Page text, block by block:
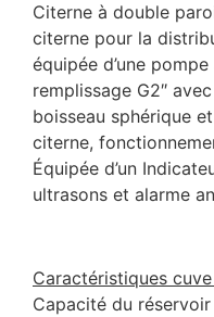
Citerne à double
citerne pour la
équipée d’une
remplissage G2″
boisseau sphérique
citerne,
Équipée d’un
ultrasons et alarme
Caractéristiques cuve
Capacité du